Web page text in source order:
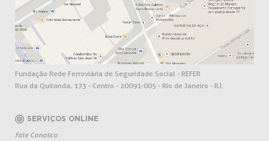
Fundação Rede Ferroviária de Seguridade Social - REFER
Rua da Quitanda, 173 - Centro - 20091-005 - Rio de Janeiro - RJ.
SERVIÇOS ONLINE
Fale Conosco